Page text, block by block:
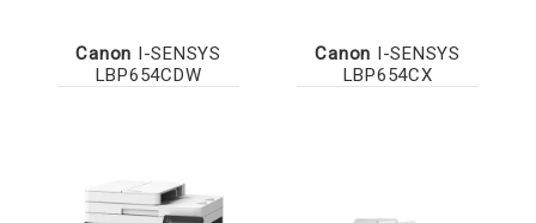
Canon I-SENSYS
LBP654CDW
Canon I-SENSYS
LBP654CX